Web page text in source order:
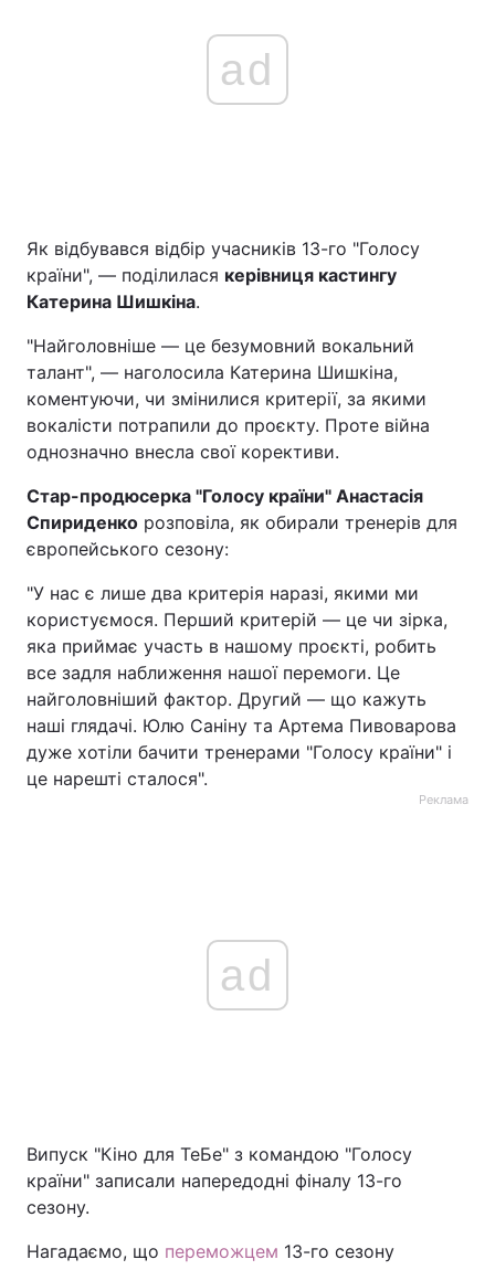
ad
Як відбувався відбір учасників 13-го "Голосу
країни", — поділилася керівниця кастингу
Катерина Шишкіна.
"Найголовніше — це безумовний вокальний
талант", — наголосила Катерина Шишкіна,
коментуючи, чи змінилися критерії, за якими
вокалісти потрапили до проєкту. Проте війна
однозначно внесла свої корективи.
Стар-продюсерка "Голосу країни" Анастасія
Спириденко розповіла, як обирали тренерів для
європейського сезону:
"У нас є лише два критерія наразі, якими ми
користуємося. Перший критерій — це чи зірка,
яка приймає участь в нашому проєкті, робить
все задля наближення нашої перемоги. Це
найголовніший фактор. Другий — що кажуть
наші глядачі. Юлю Саніну та Артема Пивоварова
дуже хотіли бачити тренерами "Голосу країни" і
це нарешті сталося".
Реклама
ad
Випуск "Кіно для ТеБе" з командою "Голосу
країни" записали напередодні фіналу 13-го
сезону.
Нагадаємо, що переможцем 13-го сезону